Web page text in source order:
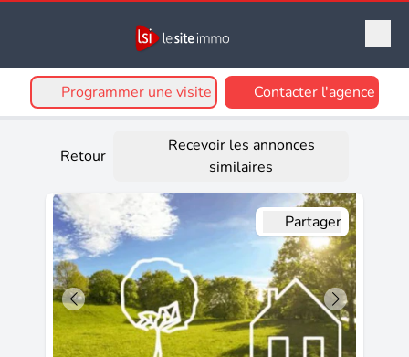
Programmer une visite Contacter l'agence
Retour
Recevoir les annonces
similaires
Partager